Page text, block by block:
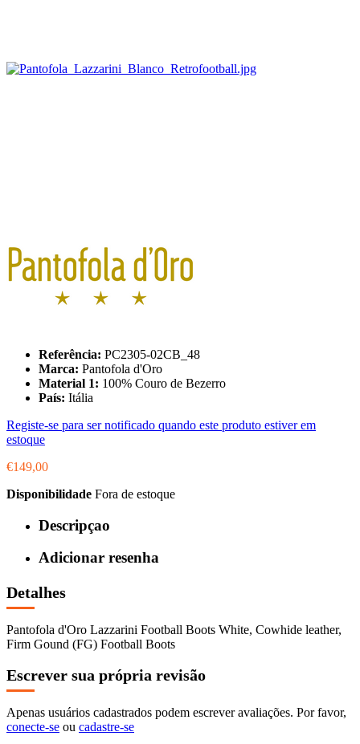
Referência: PC2305-02CB_48
Marca: Pantofola d'Oro
Material 1: 100% Couro de Bezerro
País: Itália
Registe-se para ser notificado quando este produto estiver em
estoque
€149,00
Disponibilidade Fora de estoque
Descripçao
Adicionar resenha
Detalhes
Pantofola d'Oro Lazzarini Football Boots White, Cowhide leather,
Firm Gound (FG) Football Boots
Escrever sua própria revisão
Apenas usuários cadastrados podem escrever avaliações. Por favor,
conecte-se ou cadastre-se